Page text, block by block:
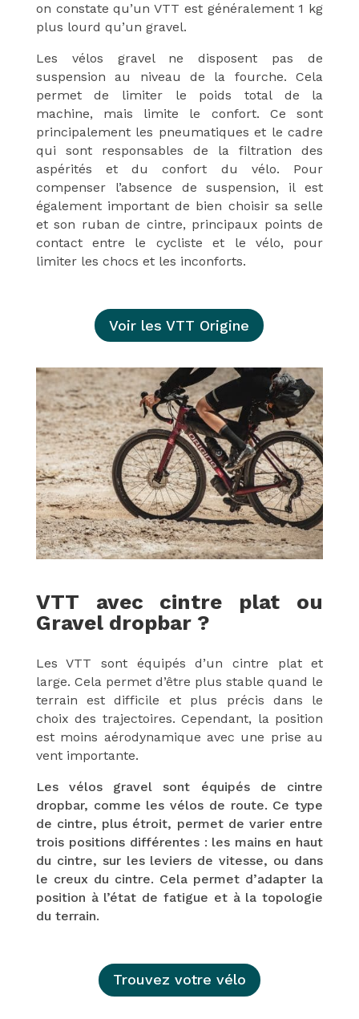
on constate qu’un VTT est généralement 1 kg
plus lourd qu’un gravel.
Les vélos gravel ne disposent pas de
suspension au niveau de la fourche. Cela
permet de limiter le poids total de la
machine, mais limite le confort. Ce sont
principalement les pneumatiques et le cadre
qui sont responsables de la filtration des
aspérités et du confort du vélo. Pour
compenser l’absence de suspension, il est
également important de bien choisir sa selle
et son ruban de cintre, principaux points de
contact entre le cycliste et le vélo, pour
limiter les chocs et les inconforts.
Voir les VTT Origine
VTT avec cintre plat ou
Gravel dropbar ?
Les VTT sont équipés d’un cintre plat et
large. Cela permet d’être plus stable quand le
terrain est difficile et plus précis dans le
choix des trajectoires. Cependant, la position
est moins aérodynamique avec une prise au
vent importante.
Les vélos gravel sont équipés de cintre
dropbar, comme les vélos de route. Ce type
de cintre, plus étroit, permet de varier entre
trois positions différentes : les mains en haut
du cintre, sur les leviers de vitesse, ou dans
le creux du cintre. Cela permet d’adapter la
position à l’état de fatigue et à la topologie
du terrain.
Trouvez votre vélo